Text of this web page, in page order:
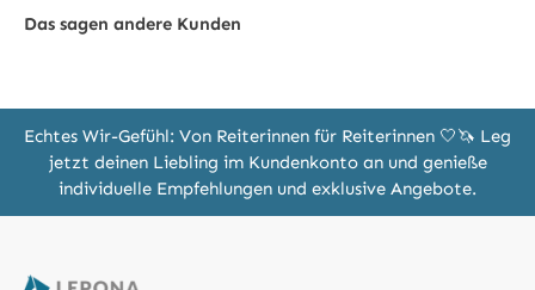
Das sagen andere Kunden
Echtes Wir-Gefühl: Von Reiterinnen für Reiterinnen 🤍🦄 Leg
jetzt deinen Liebling im Kundenkonto an und genieße
individuelle Empfehlungen und exklusive Angebote.